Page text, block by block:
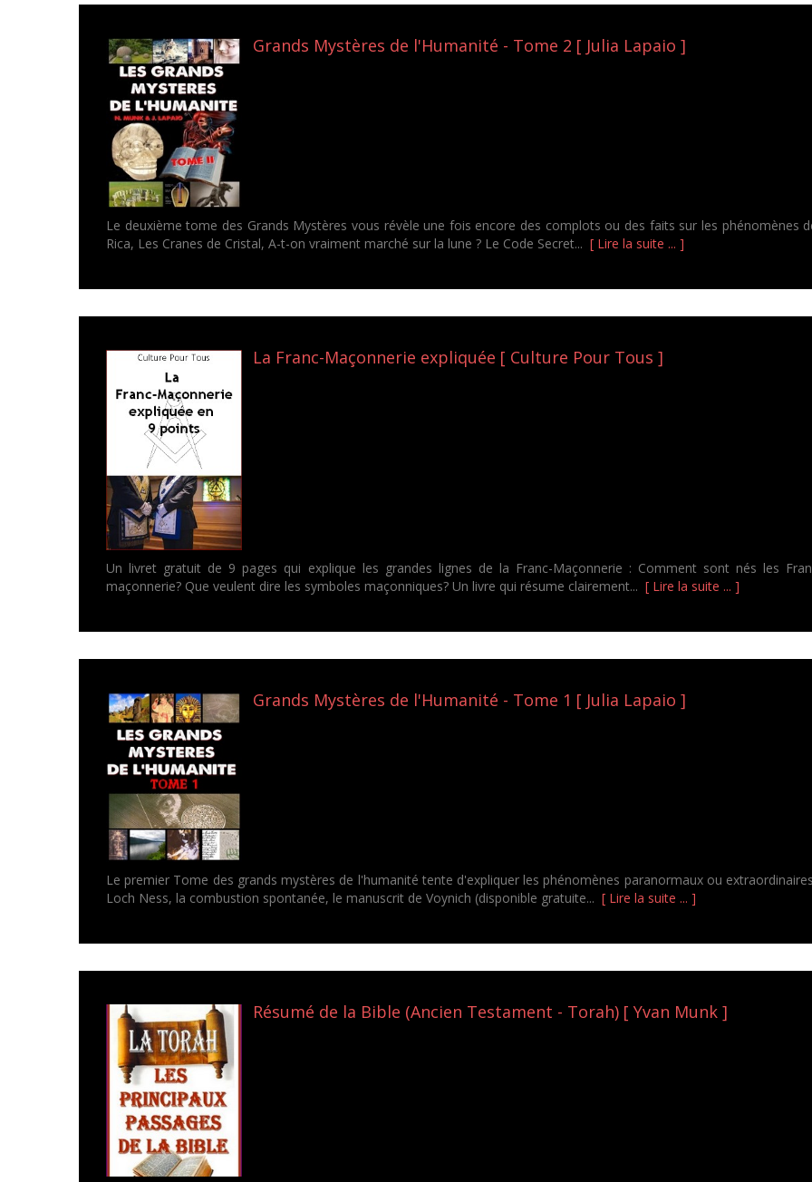
Grands Mystères de l'Humanité - Tome 2 [ Julia Lapaio ]
Le deuxième tome des Grands Mystères vous révèle une fois encore des complots ou des faits sur les phénomènes
Rica, Les Cranes de Cristal, A-t-on vraiment marché sur la lune ? Le Code Secret... [ Lire la suite ... ]
La Franc-Maçonnerie expliquée [ Culture Pour Tous ]
Un livret gratuit de 9 pages qui explique les grandes lignes de la Franc-Maçonnerie : Comment sont nés les
maçonnerie? Que veulent dire les symboles maçonniques? Un livre qui résume clairement... [ Lire la suite ... ]
Grands Mystères de l'Humanité - Tome 1 [ Julia Lapaio ]
Le premier Tome des grands mystères de l'humanité tente d'expliquer les phénomènes paranormaux ou
Loch Ness, la combustion spontanée, le manuscrit de Voynich (disponible gratuite... [ Lire la suite ... ]
Résumé de la Bible (Ancien Testament - Torah) [ Yvan Munk ]